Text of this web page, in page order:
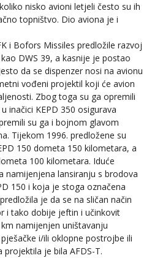
nisko avioni letjeli često su ih
topništvo. Dio aviona je i
i Bofors Missiles predložile razvoj
DWS 39, a kasnije je postao
da se dispenzer nosi na avionu
vođeni projektil koji će avion
Zbog toga su ga opremili
inačici KEPD 350 osigurava
su ga i bojnom glavom
Tijekom 1996. predložene su
150 dometa 150 kilometara, a
100 kilometara. Iduće
namijenjena lansiranju s brodova
150 i koja je stoga označena
je da se na sličan način
i tako dobije jeftin i učinkovit
namijenjen uništavanju
i/ili oklopne postrojbe ili
je bila AFDS-T.